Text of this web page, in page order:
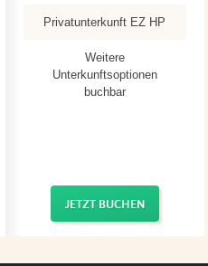
Privatunterkunft EZ HP
Weitere
Unterkunftsoptionen
buchbar
JETZT BUCHEN